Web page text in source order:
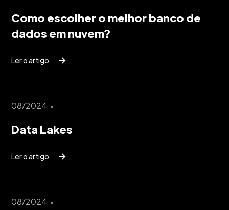
Como escolher o melhor banco de
dados em nuvem?
Ler o artigo
08/2024
Data Lakes
Ler o artigo
08/2024